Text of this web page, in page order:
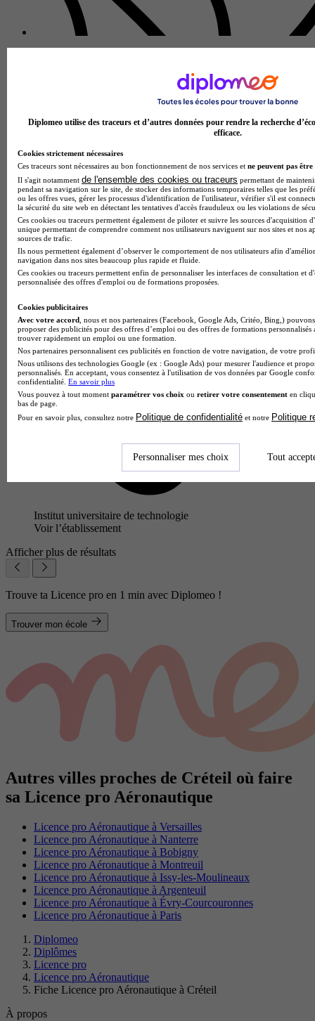
IUT de Cachan
3.8
4 avis
Cachan
Institut universitaire de technologie
Voir l’établissement
Afficher plus de résultats
Trouve ta Licence pro en 1 min avec Diplomeo !
Trouver mon école
Autres villes proches de Créteil où faire
sa Licence pro Aéronautique
Licence pro Aéronautique à Versailles
Licence pro Aéronautique à Nanterre
Licence pro Aéronautique à Bobigny
Licence pro Aéronautique à Montreuil
Licence pro Aéronautique à Issy-les-Moulineaux
Licence pro Aéronautique à Argenteuil
Licence pro Aéronautique à Évry-Courcouronnes
Licence pro Aéronautique à Paris
Diplomeo
Diplômes
Licence pro
Licence pro Aéronautique
Fiche Licence pro Aéronautique à Créteil
À propos
Diplomeo utilise des traceurs et d’autres données pour rendre la recherche
efficace.
Cookies strictement nécessaires
Ces traceurs sont nécessaires au bon fonctionnement de nos services et ne peuvent pas être
Il s'agit notamment de l'ensemble des cookies ou traceurs permettant de
pendant sa navigation sur le site, de stocker des informations temporaires telles que les
ou les offres vues, gérer les processus d'identification de l'utilisateur, vérifier s'il est
la sécurité du site web en détectant les tentatives d'accès frauduleux ou les violations de
Ces cookies ou traceurs permettent également de piloter et suivre les sources d'acquisition
unique permettant de comprendre comment nos utilisateurs naviguent sur nos sites et nos
sources de trafic.
Ils nous permettent également d’observer le comportement de nos utilisateurs afin
navigation dans nos sites beaucoup plus rapide et fluide.
Ces cookies ou traceurs permettent enfin de personnaliser les interfaces de consultation et
personnalisée des offres d'emploi ou de formations proposées.
Cookies publicitaires
Avec votre accord , nous et nos partenaires (Facebook, Google Ads, Critéo, Bing,)
proposer des publicités pour des offres d’emploi ou des offres de formations
trouver rapidement un emploi ou une formation.
Nos partenaires personnalisent ces publicités en fonction de votre navigation, de votre
Nous utilisons des technologies Google (ex : Google Ads) pour mesurer l'audience et
personnalisés. En acceptant, vous consentez à l'utilisation de vos données par Google
confidentialité. En savoir plus
Vous pouvez à tout moment paramétrer vos choix ou retirer votre consentement en
bas de page.
Pour en savoir plus, consultez notre Politique de confidentialité et notre Politique
Personnaliser mes choix Tout